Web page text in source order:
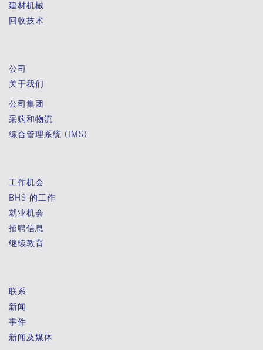
建材机械
回收技术
公司
关于我们
公司集团
采购和物流
综合管理系统 (IMS)
工作机会
BHS 的工作
就业机会
招聘信息
继续教育
联系
新闻
事件
新闻及媒体